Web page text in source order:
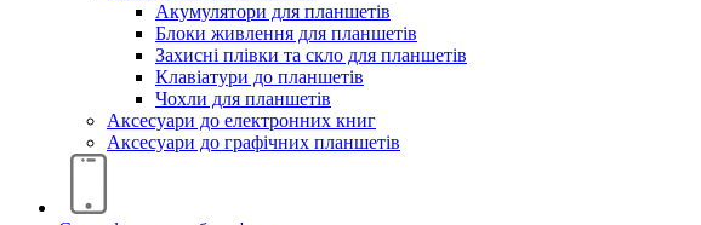
Акумулятори для планшетів
Блоки живлення для планшетів
Захисні плівки та скло для планшетів
Клавіатури до планшетів
Чохли для планшетів
Аксесуари до електронних книг
Аксесуари дo графічних планшетів